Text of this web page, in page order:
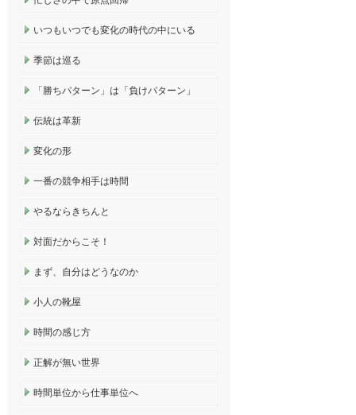
いつもいつでも変化の時代の中にいる
季節は巡る
「勝ちパターン」は「負けパターン」
伝統は革新
変化の形
一番の競争相手は時間
やるならきちんと
対面だからこそ！
まず、自分はどうなのか
小人の靴屋
時間の感じ方
正解が無い世界
時間単位から仕事単位へ